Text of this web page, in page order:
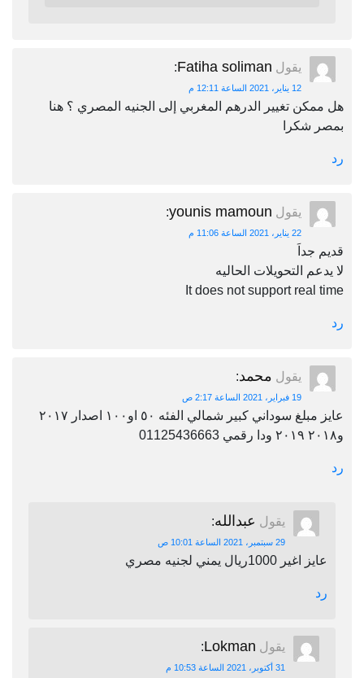
يقول Fatiha soliman
:
12 يناير، 2021 الساعة 12:11 م
هل ممكن تغيير الدرهم المغربي إلى الجنيه المصري ؟ هنا
بمصر شكرا
رد
يقول younis mamoun
:
22 يناير، 2021 الساعة 11:06 م
قديم جداَ
لا يدعم التحويلات الحاليه
It does not support real time
رد
يقول محمد:
19 فبراير، 2021 الساعة 2:17 ص
عايز مبلغ سوداني كبير شمالي الفئه ٥٠ او١٠٠ اصدار ٢٠١٧
و٢٠١٨ ٢٠١٩ ودا رقمي 01125436663
رد
يقول عبدالله:
29 سبتمبر، 2021 الساعة 10:01 ص
عايز اغير 1000ريال يمني لجنيه مصري
رد
يقول Lokman
:
31 أكتوبر، 2021 الساعة 10:53 م